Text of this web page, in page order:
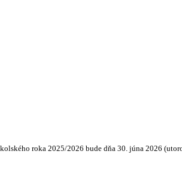
roka 2025/2026 bude dňa 30. júna 2026